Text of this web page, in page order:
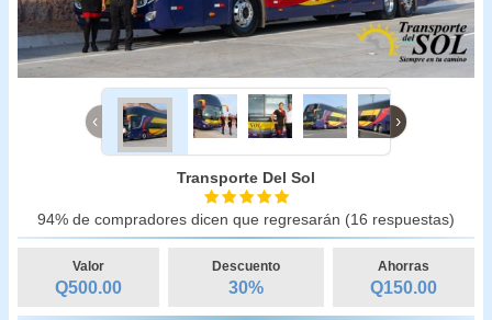
‹ ›
Transporte Del Sol
94% de compradores dicen que regresarán (16 respuestas)
Valor
Q500.00
Descuento
30%
Ahorras
Q150.00